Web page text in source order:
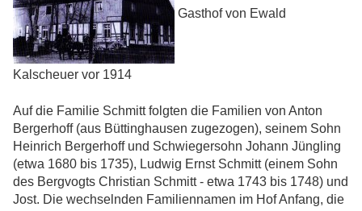
Gasthof von Ewald
Kalscheuer vor 1914
Auf die Familie Schmitt folgten die Familien von Anton
Bergerhoff (aus Büttinghausen zugezogen), seinem Sohn
Heinrich Bergerhoff und Schwiegersohn Johann Jüngling
(etwa 1680 bis 1735), Ludwig Ernst Schmitt (einem Sohn
des Bergvogts Christian Schmitt - etwa 1743 bis 1748) und
Jost. Die wechselnden Familiennamen im Hof Anfang, die